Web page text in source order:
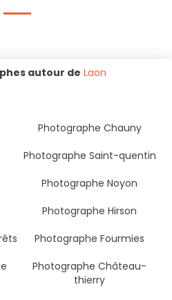
autour de Laon
Photographe Chauny
Photographe Saint-quentin
Photographe Noyon
Photographe Hirson
Photographe Fourmies
Photographe Château-
thierry